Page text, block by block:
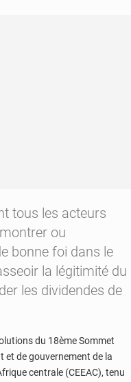
tous les acteurs
ou
bonne foi dans le
la légitimité du
les dividendes de
du 18ème Sommet
et de gouvernement de la
centrale (CEEAC), tenu